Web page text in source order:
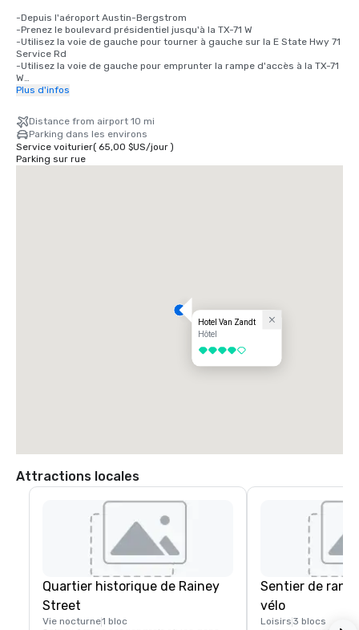
-Depuis l'aéroport Austin-Bergstrom
-Prenez le boulevard présidentiel jusqu'à la TX-71 W
-Utilisez la voie de gauche pour tourner à gauche sur la E State Hwy 71
Service Rd
-Utilisez la voie de gauche pour emprunter la rampe d'accès à la TX-71
W
-Continuez sur la TX-71 W jusqu'à S IH 35 Frontage Rd.
-Prenez la sortie sur l'I-35 N/US-290 E en direction de Waco
-Prendre la sortie 232B vers Woodland Ave
-Continuez sur S IH 35 Frontage Rd.
-Prenez l'Interstate 35 N Frontage Rd jusqu'à Davis St.
-Tournez à gauche sur Holly St
Plus d'infos
Distance from airport 10 mi
Parking dans les environs
Service voiturier( 65,00 $US/jour)
Parking sur rue
Hotel Van Zandt
Hôtel
4 sur 5
Attractions locales
Quartier historique de Rainey
Street
Vie nocturne1 bloc
Sentier de
vélo
Loisirs 3 blocs